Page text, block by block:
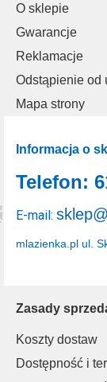
O sklepie
Gwarancje
Reklamacje
Odstąpienie od
Mapa strony
Zasady
Koszty dostaw
Dostępność i
Informacja o
mlazienka.pl ul.
Telefon:
E-mail: